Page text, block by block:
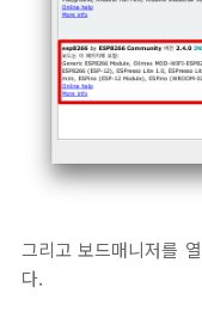
그리고 보드매니저를
다.